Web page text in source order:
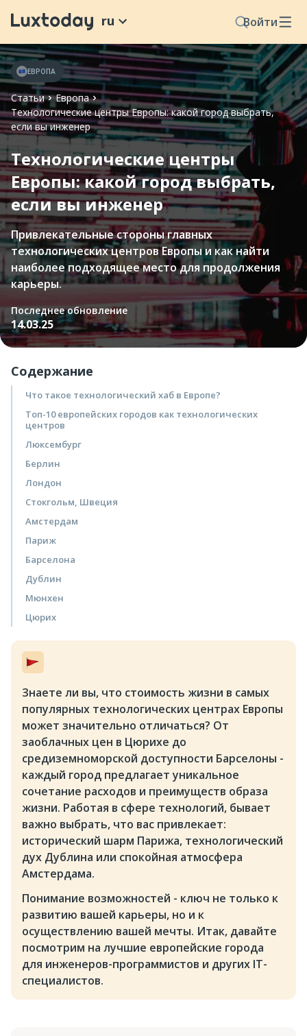
Войти
ru
Статьи
Европа
Технологические центры Европы: какой город выбрать,
если вы инженер
ЕВРОПА
Технологические центры
Европы: какой город выбрать,
если вы инженер
Привлекательные стороны главных
технологических центров Европы и как найти
наиболее подходящее место для продолжения
карьеры.
Последнее обновление
14.03.25
Содержание
Что такое технологический хаб в Европе?
Топ-10 европейских городов как технологических
центров
Люксембург
Берлин
Лондон
Стокгольм, Швеция
Амстердам
Париж
Барселона
Дублин
Мюнхен
Цюрих
Знаете ли вы, что стоимость жизни в самых
популярных технологических центрах Европы
может значительно отличаться? От
заоблачных цен в Цюрихе до
средиземноморской доступности Барселоны -
каждый город предлагает уникальное
сочетание расходов и преимуществ образа
жизни. Работая в сфере технологий, бывает
важно выбрать, что вас привлекает:
исторический шарм Парижа, технологический
дух Дублина или спокойная атмосфера
Амстердама.
Понимание возможностей - ключ не только к
развитию вашей карьеры, но и к
осуществлению вашей мечты. Итак, давайте
посмотрим на лучшие европейские города
для инженеров-программистов и других IT-
специалистов.